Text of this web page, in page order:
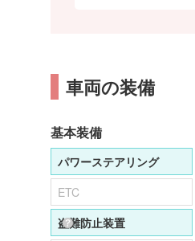
車両の装備
基本装備
パワーステアリング
ETC
盗難防止装置